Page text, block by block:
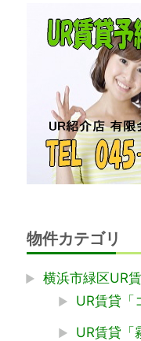
物件カテゴリ
横浜市緑区UR
UR賃貸「
UR賃貸「